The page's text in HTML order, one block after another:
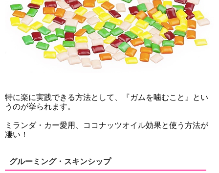
特に楽に実践できる方法として、『ガムを噛むこと』とい
うのが挙られます。
ミランダ・カー愛用、ココナッツオイル効果と使う方法が
凄い！
グルーミング・スキンシップ